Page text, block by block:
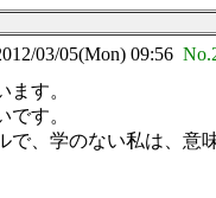
03/05(Mon) 09:56
す。
す。
で、学のない私は、